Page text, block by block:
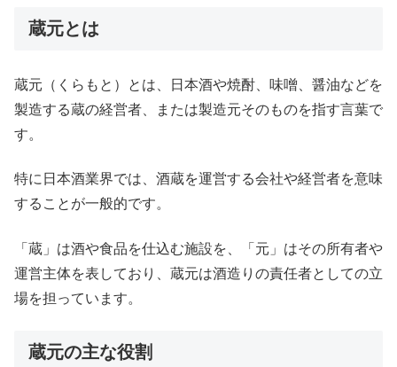
蔵元とは
蔵元（くらもと）とは、日本酒や焼酎、味噌、醤油などを
製造する蔵の経営者、または製造元そのものを指す言葉で
す。
特に日本酒業界では、酒蔵を運営する会社や経営者を意味
することが一般的です。
「蔵」は酒や食品を仕込む施設を、「元」はその所有者や
運営主体を表しており、蔵元は酒造りの責任者としての立
場を担っています。
蔵元の主な役割